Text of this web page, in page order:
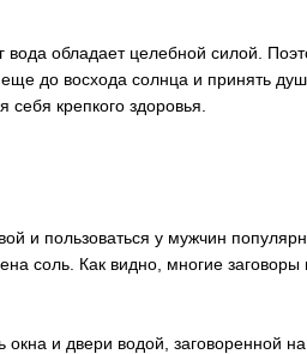
вода обладает целебной силой.
еще до восхода солнца и принять
крепкого здоровья.
и пользоваться у мужчин
соль. Как видно, многие заговоры
и двери водой, заговоренной